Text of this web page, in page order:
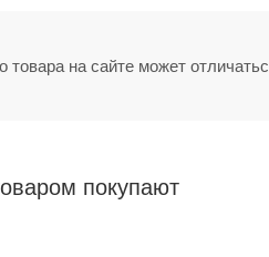
товара на сайте может
покупают